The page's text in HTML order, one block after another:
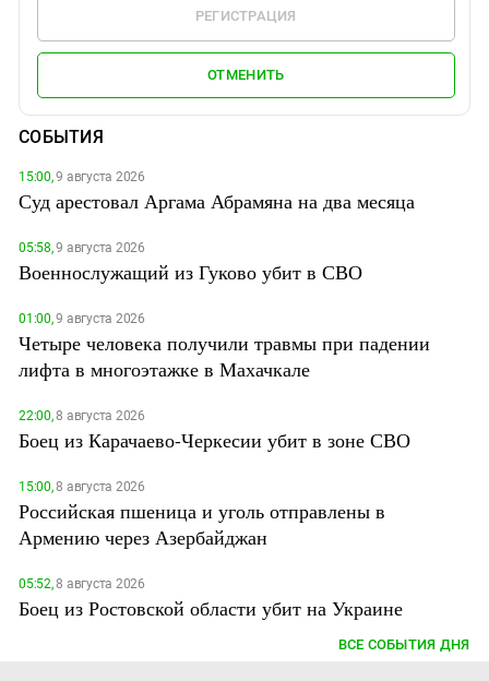
РЕГИСТРАЦИЯ
ОТМЕНИТЬ
СОБЫТИЯ
15:00,9 августа 2026
Суд арестовал Аргама Абрамяна на два месяца
05:58,9 августа 2026
Военнослужащий из Гуково убит в СВО
01:00,9 августа 2026
Четыре человека получили травмы при падении
лифта в многоэтажке в Махачкале
22:00,8 августа 2026
Боец из Карачаево-Черкесии убит в зоне СВО
15:00,8 августа 2026
Российская пшеница и уголь отправлены в
Армению через Азербайджан
05:52,8 августа 2026
Боец из Ростовской области убит на Украине
ВСЕ СОБЫТИЯ ДНЯ